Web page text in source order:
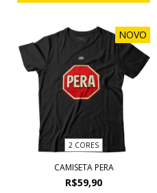
NOVO
2 CORES
CAMISETA PERA
R$59,90